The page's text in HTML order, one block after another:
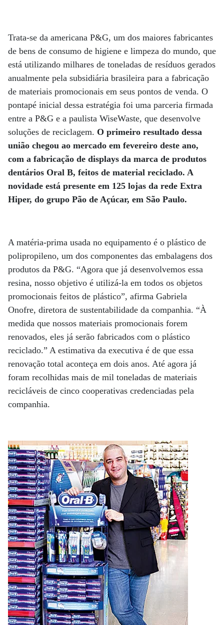
Trata-se da americana P&G, um dos maiores fabricantes
de bens de consumo de higiene e limpeza do mundo, que
está utilizando milhares de toneladas de resíduos gerados
anualmente pela subsidiária brasileira para a fabricação
de materiais promocionais em seus pontos de venda. O
pontapé inicial dessa estratégia foi uma parceria firmada
entre a P&G e a paulista WiseWaste, que desenvolve
soluções de reciclagem. O primeiro resultado dessa
união chegou ao mercado em fevereiro deste ano,
com a fabricação de displays da marca de produtos
dentários Oral B, feitos de material reciclado. A
novidade está presente em 125 lojas da rede Extra
Hiper, do grupo Pão de Açúcar, em São Paulo.
A matéria-prima usada no equipamento é o plástico de
polipropileno, um dos componentes das embalagens dos
produtos da P&G. “Agora que já desenvolvemos essa
resina, nosso objetivo é utilizá-la em todos os objetos
promocionais feitos de plástico”, afirma Gabriela
Onofre, diretora de sustentabilidade da companhia. “À
medida que nossos materiais promocionais forem
renovados, eles já serão fabricados com o plástico
reciclado.” A estimativa da executiva é de que essa
renovação total aconteça em dois anos. Até agora já
foram recolhidas mais de mil toneladas de materiais
recicláveis de cinco cooperativas credenciadas pela
companhia.